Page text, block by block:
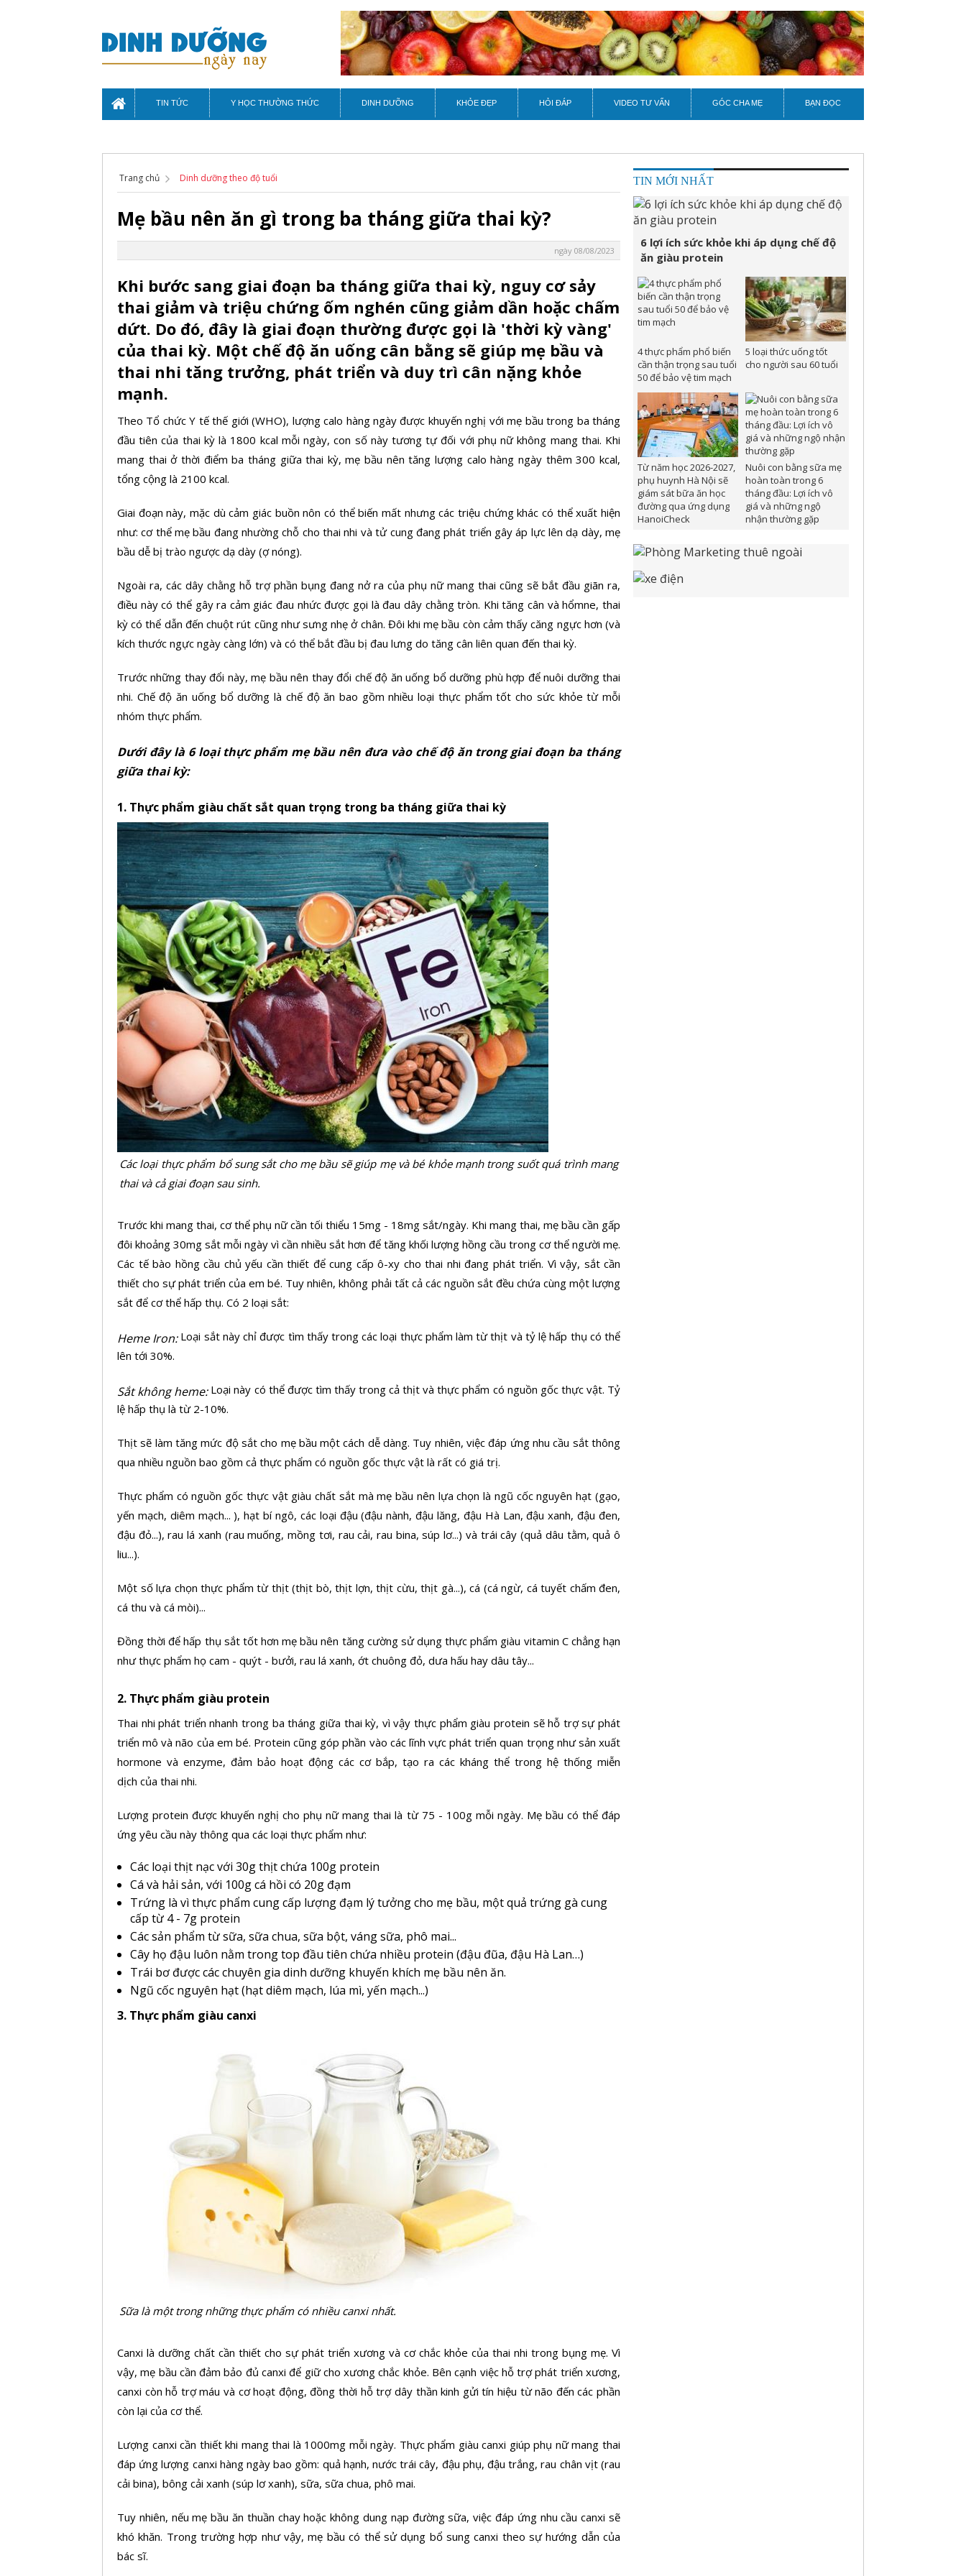
TIN TỨC Y HỌC THƯỜNG THỨC DINH DƯỠNG KHỎE ĐẸP HỎI ĐÁP VIDEO TƯ VẤN GÓC CHA MẸ BẠN ĐỌC
Trang chủ Dinh dưỡng theo độ tuổi
Mẹ bầu nên ăn gì trong ba tháng giữa thai kỳ?
ngày 08/08/2023
Khi bước sang giai đoạn ba tháng giữa thai kỳ, nguy cơ sảy
thai giảm và triệu chứng ốm nghén cũng giảm dần hoặc chấm
dứt. Do đó, đây là giai đoạn thường được gọi là 'thời kỳ vàng'
của thai kỳ. Một chế độ ăn uống cân bằng sẽ giúp mẹ bầu và
thai nhi tăng trưởng, phát triển và duy trì cân nặng khỏe
mạnh.
Theo Tổ chức Y tế thế giới (WHO), lượng calo hàng ngày được khuyến nghị với mẹ bầu trong ba tháng
đầu tiên của thai kỳ là 1800 kcal mỗi ngày, con số này tương tự đối với phụ nữ không mang thai. Khi
mang thai ở thời điểm ba tháng giữa thai kỳ, mẹ bầu nên tăng lượng calo hàng ngày thêm 300 kcal,
tổng cộng là 2100 kcal.
Giai đoạn này, mặc dù cảm giác buồn nôn có thể biến mất nhưng các triệu chứng khác có thể xuất hiện
như: cơ thể mẹ bầu đang nhường chỗ cho thai nhi và tử cung đang phát triển gây áp lực lên dạ dày, mẹ
bầu dễ bị trào ngược dạ dày (ợ nóng).
Ngoài ra, các dây chằng hỗ trợ phần bụng đang nở ra của phụ nữ mang thai cũng sẽ bắt đầu giãn ra,
điều này có thể gây ra cảm giác đau nhức được gọi là đau dây chằng tròn. Khi tăng cân và hổmne, thai
kỳ có thể dẫn đến chuột rút cũng như sưng nhẹ ở chân. Đôi khi mẹ bầu còn cảm thấy căng ngực hơn (và
kích thước ngực ngày càng lớn) và có thể bắt đầu bị đau lưng do tăng cân liên quan đến thai kỳ.
Trước những thay đổi này, mẹ bầu nên thay đổi chế độ ăn uống bổ dưỡng phù hợp để nuôi dưỡng thai
nhi. Chế độ ăn uống bổ dưỡng là chế độ ăn bao gồm nhiều loại thực phẩm tốt cho sức khỏe từ mỗi
nhóm thực phẩm.
Dưới đây là 6 loại thực phẩm mẹ bầu nên đưa vào chế độ ăn trong giai đoạn ba tháng
giữa thai kỳ:
1. Thực phẩm giàu chất sắt quan trọng trong ba tháng giữa thai kỳ
Các loại thực phẩm bổ sung sắt cho mẹ bầu sẽ giúp mẹ và bé khỏe mạnh trong suốt quá trình mang
thai và cả giai đoạn sau sinh.
Trước khi mang thai, cơ thể phụ nữ cần tối thiểu 15mg - 18mg sắt/ngày. Khi mang thai, mẹ bầu cần gấp
đôi khoảng 30mg sắt mỗi ngày vì cần nhiều sắt hơn để tăng khối lượng hồng cầu trong cơ thể người mẹ.
Các tế bào hồng cầu chủ yếu cần thiết để cung cấp ô-xy cho thai nhi đang phát triển. Vì vậy, sắt cần
thiết cho sự phát triển của em bé. Tuy nhiên, không phải tất cả các nguồn sắt đều chứa cùng một lượng
sắt để cơ thể hấp thụ. Có 2 loại sắt:
Heme Iron: Loại sắt này chỉ được tìm thấy trong các loại thực phẩm làm từ thịt và tỷ lệ hấp thụ có thể
lên tới 30%.
Sắt không heme: Loại này có thể được tìm thấy trong cả thịt và thực phẩm có nguồn gốc thực vật. Tỷ
lệ hấp thụ là từ 2-10%.
Thịt sẽ làm tăng mức độ sắt cho mẹ bầu một cách dễ dàng. Tuy nhiên, việc đáp ứng nhu cầu sắt thông
qua nhiều nguồn bao gồm cả thực phẩm có nguồn gốc thực vật là rất có giá trị.
Thực phẩm có nguồn gốc thực vật giàu chất sắt mà mẹ bầu nên lựa chọn là ngũ cốc nguyên hạt (gạo,
yến mạch, diêm mạch... ), hạt bí ngô, các loại đậu (đậu nành, đậu lăng, đậu Hà Lan, đậu xanh, đậu đen,
đậu đỏ...), rau lá xanh (rau muống, mồng tơi, rau cải, rau bina, súp lơ...) và trái cây (quả dâu tằm, quả ô
liu...).
Một số lựa chọn thực phẩm từ thịt (thịt bò, thịt lợn, thịt cừu, thịt gà...), cá (cá ngừ, cá tuyết chấm đen,
cá thu và cá mòi)...
Đồng thời để hấp thụ sắt tốt hơn mẹ bầu nên tăng cường sử dụng thực phẩm giàu vitamin C chẳng hạn
như thực phẩm họ cam - quýt - bưởi, rau lá xanh, ớt chuông đỏ, dưa hấu hay dâu tây...
2. Thực phẩm giàu protein
Thai nhi phát triển nhanh trong ba tháng giữa thai kỳ, vì vậy thực phẩm giàu protein sẽ hỗ trợ sự phát
triển mô và não của em bé. Protein cũng góp phần vào các lĩnh vực phát triển quan trọng như sản xuất
hormone và enzyme, đảm bảo hoạt động các cơ bắp, tạo ra các kháng thể trong hệ thống miễn
dịch của thai nhi.
Lượng protein được khuyến nghị cho phụ nữ mang thai là từ 75 - 100g mỗi ngày. Mẹ bầu có thể đáp
ứng yêu cầu này thông qua các loại thực phẩm như:
Các loại thịt nạc với 30g thịt chứa 100g protein
Cá và hải sản, với 100g cá hồi có 20g đạm
Trứng là vì thực phẩm cung cấp lượng đạm lý tưởng cho mẹ bầu, một quả trứng gà cung
cấp từ 4 - 7g protein
Các sản phẩm từ sữa, sữa chua, sữa bột, váng sữa, phô mai...
Cây họ đậu luôn nằm trong top đầu tiên chứa nhiều protein (đậu đũa, đậu Hà Lan…)
Trái bơ được các chuyên gia dinh dưỡng khuyến khích mẹ bầu nên ăn.
Ngũ cốc nguyên hạt (hạt diêm mạch, lúa mì, yến mạch...)
3. Thực phẩm giàu canxi
Sữa là một trong những thực phẩm có nhiều canxi nhất.
Canxi là dưỡng chất cần thiết cho sự phát triển xương và cơ chắc khỏe của thai nhi trong bụng mẹ. Vì
vậy, mẹ bầu cần đảm bảo đủ canxi để giữ cho xương chắc khỏe. Bên cạnh việc hỗ trợ phát triển xương,
canxi còn hỗ trợ máu và cơ hoạt động, đồng thời hỗ trợ dây thần kinh gửi tín hiệu từ não đến các phần
còn lại của cơ thể.
Lượng canxi cần thiết khi mang thai là 1000mg mỗi ngày. Thực phẩm giàu canxi giúp phụ nữ mang thai
đáp ứng lượng canxi hàng ngày bao gồm: quả hạnh, nước trái cây, đậu phụ, đậu trắng, rau chân vịt (rau
cải bina), bông cải xanh (súp lơ xanh), sữa, sữa chua, phô mai.
Tuy nhiên, nếu mẹ bầu ăn thuần chay hoặc không dung nạp đường sữa, việc đáp ứng nhu cầu canxi sẽ
khó khăn. Trong trường hợp như vậy, mẹ bầu có thể sử dụng bổ sung canxi theo sự hướng dẫn của
bác sĩ.
TIN MỚI NHẤT
6 lợi ích sức khỏe khi áp dụng chế độ
ăn giàu protein
4 thực phẩm phổ biến
cần thận trọng sau tuổi
50 để bảo vệ tim mạch
5 loại thức uống tốt
cho người sau 60 tuổi
Từ năm học 2026-2027,
phụ huynh Hà Nội sẽ
giám sát bữa ăn học
đường qua ứng dụng
HanoiCheck
Nuôi con bằng sữa mẹ
hoàn toàn trong 6
tháng đầu: Lợi ích vô
giá và những ngộ
nhận thường gặp